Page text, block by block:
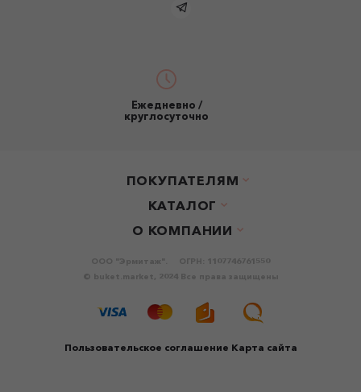
Ежедневно /
круглосуточно
ПОКУПАТЕЛЯМ
КАТАЛОГ
О КОМПАНИИ
Пользовательское соглашение Карта сайта
ООО "Эрмитаж".
ОГРН: 1107746761550
© buket.market, 2024 Все права защищены